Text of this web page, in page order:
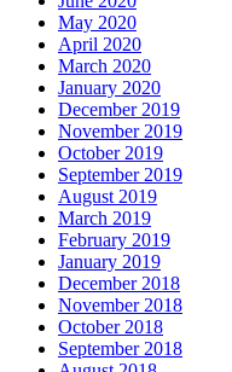
May 2020
April 2020
March 2020
January 2020
December 2019
November 2019
October 2019
September 2019
August 2019
March 2019
February 2019
January 2019
December 2018
November 2018
October 2018
September 2018